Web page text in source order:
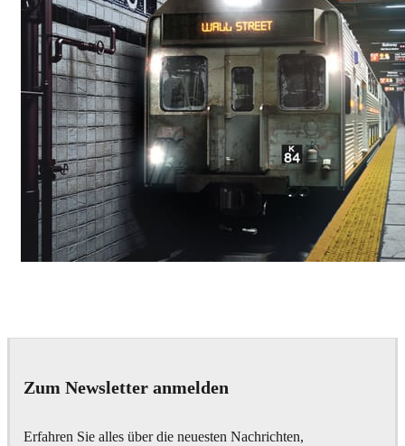
Zum Newsletter anmelden
Erfahren Sie alles über die neuesten Nachrichten,